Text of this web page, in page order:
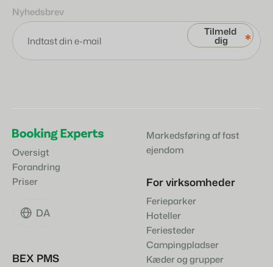
Nyhedsbrev
*
Oversigt
Forandring
Priser
DA
BEX PMS
Markedsføring af fast
ejendom
For virksomheder
Ferieparker
Hoteller
Feriesteder
Campingpladser
Kæder og grupper